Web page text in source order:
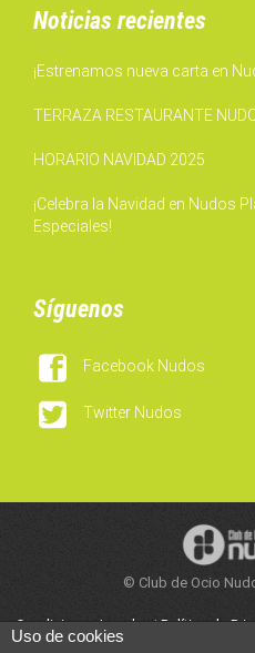
Noticias recientes
¡Estrenamos nueva carta en
TERRAZA RESTAURANTE
HORARIO NAVIDAD 2025
¡Celebra la Navidad en Nudos
Especiales!
Síguenos
 Facebook Nudos
 Twitter Nudos
© Club de Ocio
Condiciones Legales|Política de
Uso de cookies